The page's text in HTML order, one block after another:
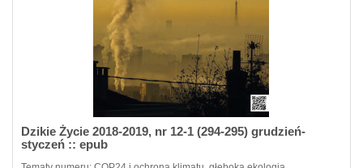
Dzikie Życie 2018-2019, nr 12-1 (294-295) grudzień-
styczeń :: epub